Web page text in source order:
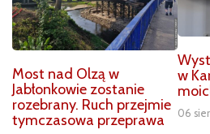
Most nad Olzą w
Jabłonkowie zostanie
rozebrany. Ruch przejmie
tymczasowa przeprawa
w
06